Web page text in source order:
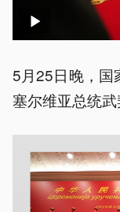
5月25日晚，国
塞尔维亚总统武